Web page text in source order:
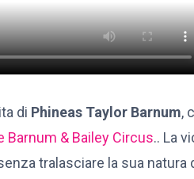
di Phineas Taylor Barnum,
Barnum & Bailey Circus.. La
tralasciare la sua